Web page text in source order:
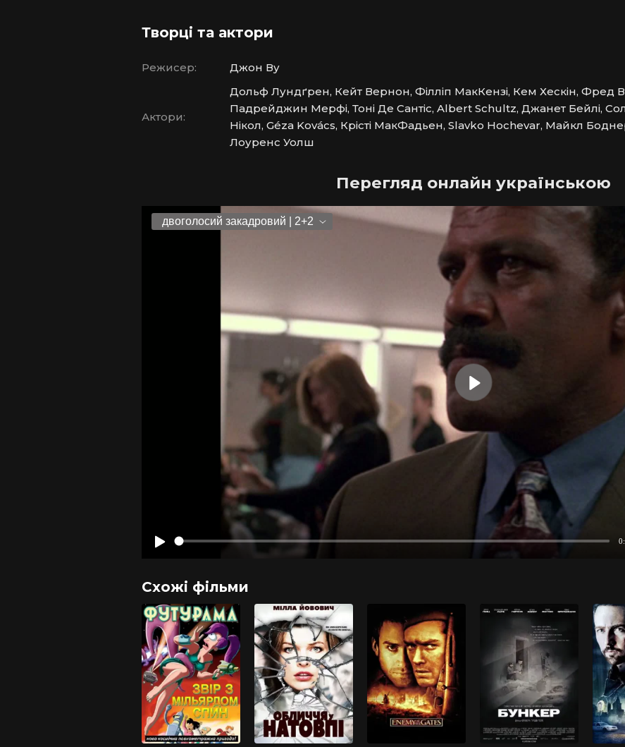
Творці та актори
Режисер: Джон Ву
Актори:
Дольф Лундґрен, Кейт Вернон, Філліп МакКензі, Кем Хескін, Фред
Падрейджин Мерфі, Тоні Де Сантіс, Albert Schultz, Джанет Бейлі, Сол
Нікол, Géza Kovács, Крісті МакФадьен, Slavko Hochevar, Майкл
Лоуренс Уолш
Перегляд онлайн українською
Схожі фільми